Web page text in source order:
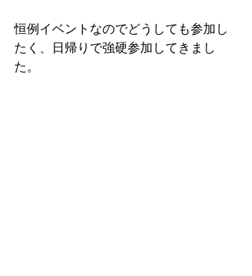
恒例イベントなのでどうしても参加し
たく、日帰りで強硬参加してきまし
た。